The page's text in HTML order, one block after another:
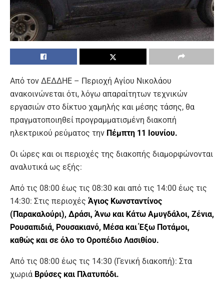
Από τον ΔΕΔΔΗΕ – Περιοχή Αγίου Νικολάου
ανακοινώνεται ότι, λόγω απαραίτητων τεχνικών
εργασιών στο δίκτυο χαμηλής και μέσης τάσης, θα
πραγματοποιηθεί προγραμματισμένη διακοπή
ηλεκτρικού ρεύματος την Πέμπτη 11 Ιουνίου.
Οι ώρες και οι περιοχές της διακοπής διαμορφώνονται
αναλυτικά ως εξής:
Από τις 08:00 έως τις 08:30 και από τις 14:00 έως τις
14:30: Στις περιοχές Άγιος Κωνσταντίνος
(Παρακαλούρι), Δράσι, Άνω και Κάτω Αμυγδάλοι, Ζένια,
Ρουσαπιδιά, Ρουσακιανό, Μέσα και Έξω Ποτάμοι,
καθώς και σε όλο το Οροπέδιο Λασιθίου.
Από τις 08:00 έως τις 14:30 (Γενική διακοπή): Στα
χωριά Βρύσες και Πλατυπόδι.